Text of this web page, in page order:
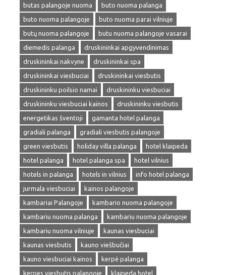
butas palangoje nuoma
buto nuoma palanga
buto nuoma palangoje
buto nuoma parai vilniuje
butų nuoma palangoje
butu nuoma palangoje vasarai
diemedis palanga
druskininkai apgyvendinimas
druskininkai nakvyne
druskininkai spa
druskininkai viesbuciai
druskininkai viesbutis
druskininku poilsio namai
druskininku viesbuciai
druskininku viesbuciai kainos
druskininku viesbutis
energetikas šventoji
gamanta hotel palanga
gradiali palanga
gradiali viesbutis palangoje
green viesbutis
holiday villa palanga
hotel klaipeda
hotel palanga
hotel palanga spa
hotel vilnius
hotels in palanga
hotels in vilnius
info hotel palanga
jurmala viesbuciai
kainos palangoje
kambariai Palangoje
kambario nuoma palangoje
kambariu nuoma palanga
kambariu nuoma palangoje
kambariu nuoma vilniuje
kaunas viesbuciai
kaunas viesbutis
kauno viešbučiai
kauno viesbuciai kainos
kerpė palanga
kerpes viesbutis palangoje
klaipeda hotel